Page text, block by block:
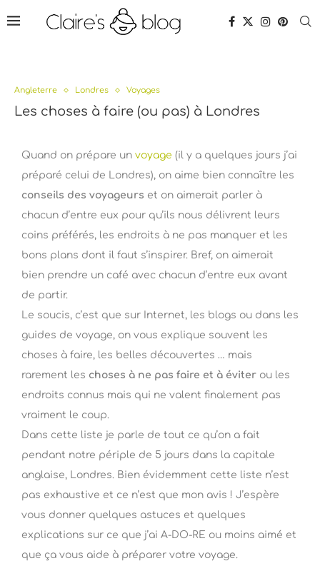
Angleterre Londres Voyages
Les choses à faire (ou pas) à Londres
Quand on prépare un voyage (il y a quelques jours j’ai
préparé celui de Londres), on aime bien connaître les
conseils des voyageurs et on aimerait parler à
chacun d’entre eux pour qu’ils nous délivrent leurs
coins préférés, les endroits à ne pas manquer et les
bons plans dont il faut s’inspirer. Bref, on aimerait
bien prendre un café avec chacun d’entre eux avant
de partir.
Le soucis, c’est que sur Internet, les blogs ou dans les
guides de voyage, on vous explique souvent les
choses à faire, les belles découvertes … mais
rarement les choses à ne pas faire et à éviter ou les
endroits connus mais qui ne valent finalement pas
vraiment le coup.
Dans cette liste je parle de tout ce qu’on a fait
pendant notre périple de 5 jours dans la capitale
anglaise, Londres. Bien évidemment cette liste n’est
pas exhaustive et ce n’est que mon avis ! J’espère
vous donner quelques astuces et quelques
explications sur ce que j’ai A-DO-RE ou moins aimé et
que ça vous aide à préparer votre voyage.